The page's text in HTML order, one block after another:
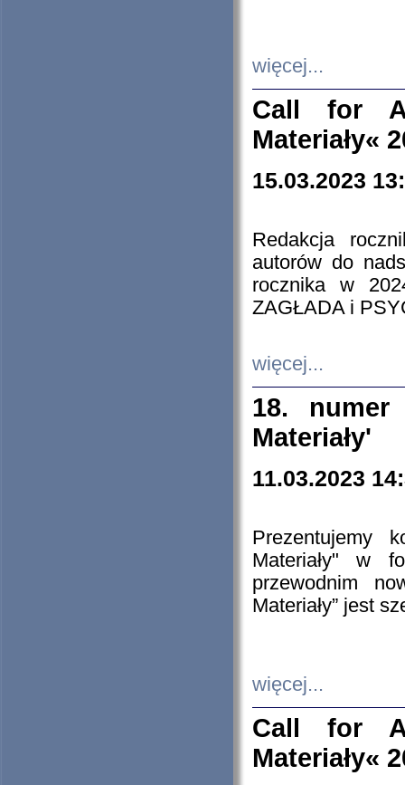
więcej...
Call for
Materiały«
15.03.2023
Redakcja
autorów do
rocznika w
ZAGŁADA i
więcej...
18. numer
Materiały'
11.03.2023
Prezentujemy
Materiały" w
przewodnim
Materiały” jest
więcej...
Call for
Materiały«